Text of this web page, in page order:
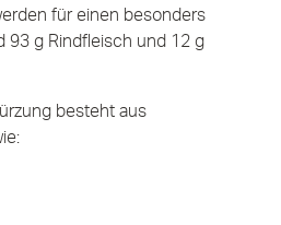
für einen besonders
93 g Rindfleisch und 12 g
besteht aus